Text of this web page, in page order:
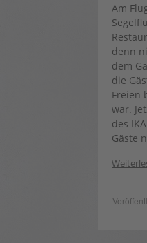
Am
denn
dem
die
Freien
war.
des
Gäste